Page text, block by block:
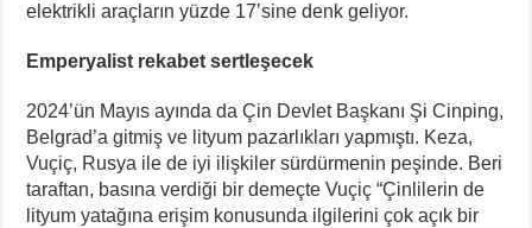
elektrikli araçların yüzde 17’sine denk geliyor.
Emperyalist rekabet sertleşecek
2024’ün Mayıs ayında da Çin Devlet Başkanı Şi Cinping,
Belgrad’a gitmiş ve lityum pazarlıkları yapmıştı. Keza,
Vuçiç, Rusya ile de iyi ilişkiler sürdürmenin peşinde. Beri
taraftan, basına verdiği bir demeçte Vuçiç “Çinlilerin de
lityum yatağına erişim konusunda ilgilerini çok açık bir